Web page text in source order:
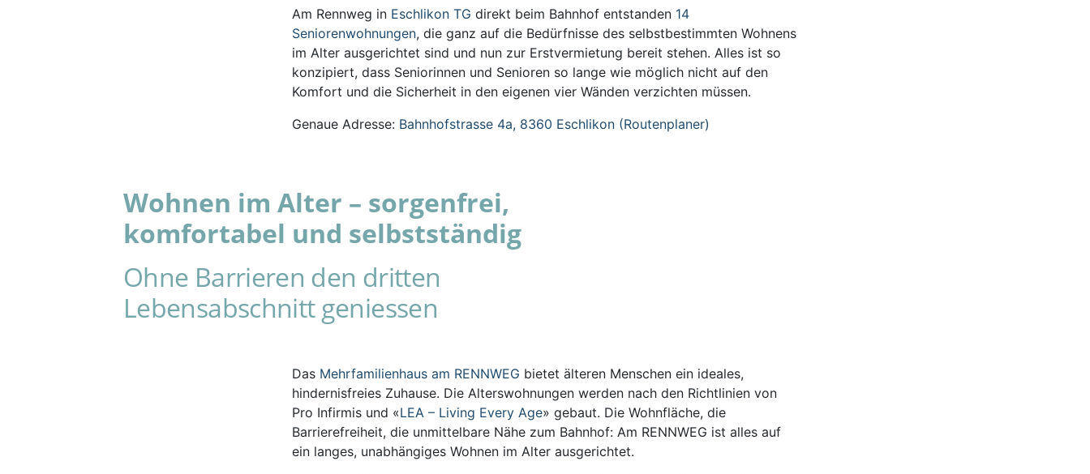
Am Rennweg in Eschlikon TG direkt beim Bahnhof entstanden 14
Seniorenwohnungen, die ganz auf die Bedürfnisse des selbstbestimmten Wohnens
im Alter ausgerichtet sind und nun zur Erstvermietung bereit stehen. Alles ist so
konzipiert, dass Seniorinnen und Senioren so lange wie möglich nicht auf den
Komfort und die Sicherheit in den eigenen vier Wänden verzichten müssen.
Genaue Adresse: Bahnhofstrasse 4a, 8360 Eschlikon (Routenplaner)
Wohnen im Alter – sorgenfrei,
komfortabel und selbstständig
Ohne Barrieren den dritten
Lebensabschnitt geniessen
Das Mehrfamilienhaus am RENNWEG bietet älteren Menschen ein ideales,
hindernisfreies Zuhause. Die Alterswohnungen werden nach den Richtlinien von
Pro Infirmis und «LEA – Living Every Age» gebaut. Die Wohnfläche, die
Barrierefreiheit, die unmittelbare Nähe zum Bahnhof: Am RENNWEG ist alles auf
ein langes, unabhängiges Wohnen im Alter ausgerichtet.